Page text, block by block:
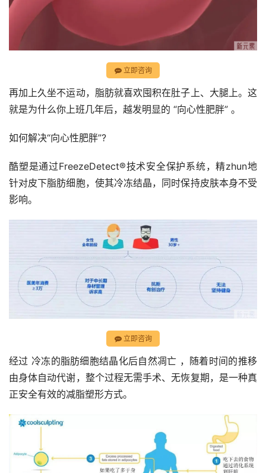
立即咨询
再加上久坐不运动，脂肪就喜欢囤积在肚子上、大腿上。这
就是为什么你上班几年后，越发明显的 “向心性肥胖” 。
如何解决“向心性肥胖”?
酷塑是通过FreezeDetect®技术安全保护系统，精zhun地
针对皮下脂肪细胞，使其冷冻结晶，同时保持皮肤本身不受
影响。
立即咨询
经过 冷冻的脂肪细胞结晶化后自然凋亡 ，随着时间的推移
由身体自动代谢，整个过程无需手术、无恢复期，是一种真
正安全有效的减脂塑形方式。